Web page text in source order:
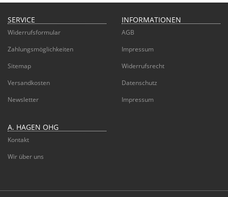
SERVICE
Widerrufsformular
Zahlungsmöglichkeiten
Sitemap
Versandkosten
Newsletter
INFORMATIONEN
AGB
Impressum
Widerrufsrecht
Datenschutz
Impressum
A. HAGEN OHG
Kontakt
Wir über uns